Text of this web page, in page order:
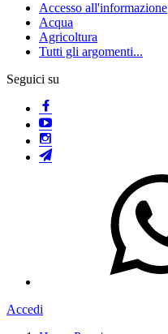
Accesso all'informazione
Acqua
Agricoltura
Tutti gli argomenti...
Seguici su
Accedi